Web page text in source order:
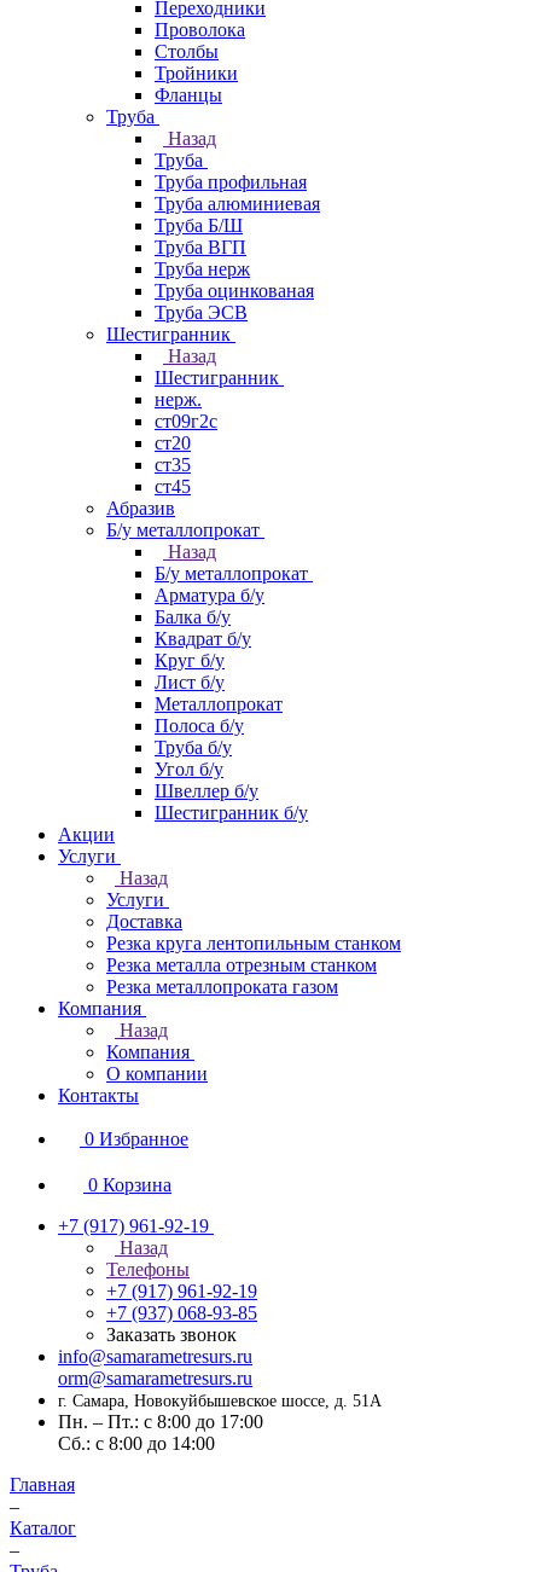
Переходники
Проволока
Столбы
Тройники
Фланцы
Труба
Назад
Труба
Труба профильная
Труба алюминиевая
Труба Б/Ш
Труба ВГП
Труба нерж
Труба оцинкованая
Труба ЭСВ
Шестигранник
Назад
Шестигранник
нерж.
ст09г2с
ст20
ст35
ст45
Абразив
Б/у металлопрокат
Назад
Б/у металлопрокат
Арматура б/у
Балка б/у
Квадрат б/у
Круг б/у
Лист б/у
Металлопрокат
Полоса б/у
Труба б/у
Угол б/у
Швеллер б/у
Шестигранник б/у
Акции
Услуги
Назад
Услуги
Доставка
Резка круга лентопильным станком
Резка металла отрезным станком
Резка металлопроката газом
Компания
Назад
Компания
О компании
Контакты
0 Избранное
0 Корзина
+7 (917) 961-92-19
Назад
Телефоны
+7 (917) 961-92-19
+7 (937) 068-93-85
Заказать звонок
info@samarametresurs.ru
orm@samarametresurs.ru
г. Самара, Новокуйбышевское шоссе, д. 51А
Пн. – Пт.: с 8:00 до 17:00
Cб.: с 8:00 до 14:00
Главная
–
Каталог
–